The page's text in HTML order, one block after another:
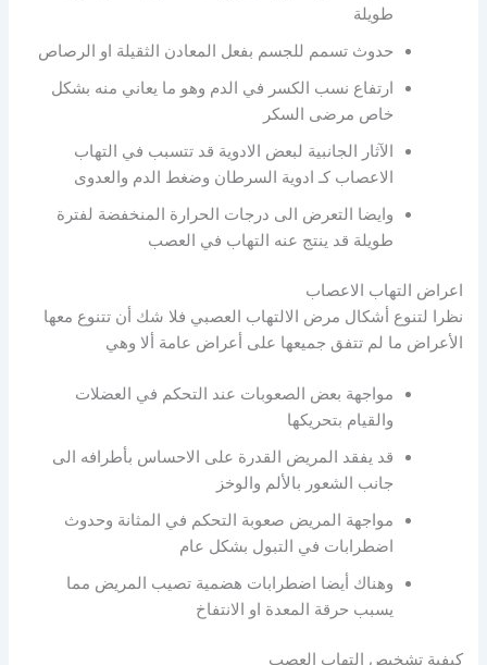
طويلة
حدوث تسمم للجسم بفعل المعادن الثقيلة او الرصاص
ارتفاع نسب الكسر في الدم وهو ما يعاني منه بشكل
خاص مرضى السكر
الآثار الجانبية لبعض الادوية قد تتسبب في التهاب
الاعصاب كـ ادوية السرطان وضغط الدم والعدوى
وايضا التعرض الى درجات الحرارة المنخفضة لفترة
طويلة قد ينتج عنه التهاب في العصب
اعراض التهاب الاعصاب
نظرا لتنوع أشكال مرض الالتهاب العصبي فلا شك أن تتنوع معها
الأعراض ما لم تتفق جميعها على أعراض عامة ألا وهي
مواجهة بعض الصعوبات عند التحكم في العضلات
والقيام بتحريكها
قد يفقد المريض القدرة على الاحساس بأطرافه الى
جانب الشعور بالألم والوخز
مواجهة المريض صعوبة التحكم في المثانة وحدوث
اضطرابات في التبول بشكل عام
وهناك أيضا اضطرابات هضمية تصيب المريض مما
يسبب حرقة المعدة او الانتفاخ
كيفية تشخيص التهاب العصب